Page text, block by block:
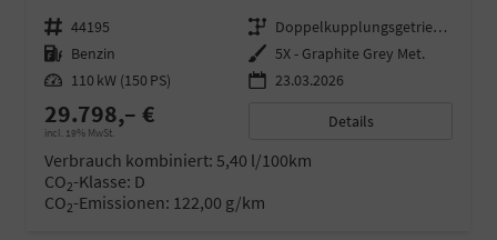
Fahrzeugnr. 44195 Getriebe
Doppelkupplungsgetriebe (DSG)
Kraftstoff Benzin Außenfarbe 5X - Graphite Grey Met.
Leistung 110 kW (150 PS) 23.03.2026
29.798,– €
incl. 19% MwSt.
Details
Verbrauch kombiniert: 5,40 l/100km
CO2-Klasse: D
CO2-Emissionen: 122,00 g/km